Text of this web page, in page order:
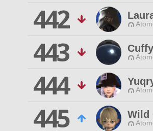
442
443
444
445 Wild